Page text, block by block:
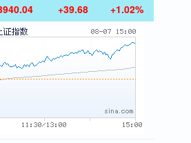
+39.68 +1.02%